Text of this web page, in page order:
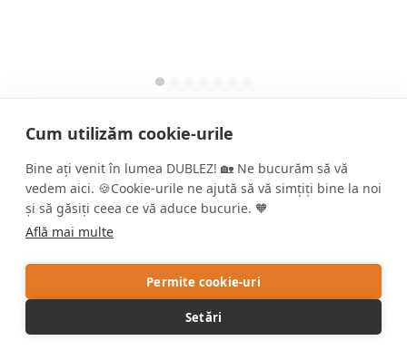
Cum utilizăm cookie-urile
Bine ați venit în lumea DUBLEZ! 🏡 Ne bucurăm să vă
vedem aici. 🍪Cookie-urile ne ajută să vă simțiți bine la noi
și să găsiți ceea ce vă aduce bucurie. 🧡
Află mai multe
Permite cookie-uri
Setări
Inspirații direct în căsuța D-
voastră de email
caracter personalși cu primirea de